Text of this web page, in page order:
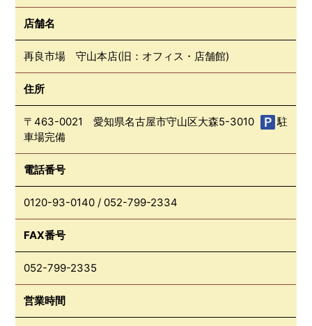
店舗名
再良市場 守山本店(旧：オフィス・店舗館)
住所
〒463-0021 愛知県名古屋市守山区大森5-3010
駐
車場完備
電話番号
0120-93-0140 / 052-799-2334
FAX番号
052-799-2335
営業時間